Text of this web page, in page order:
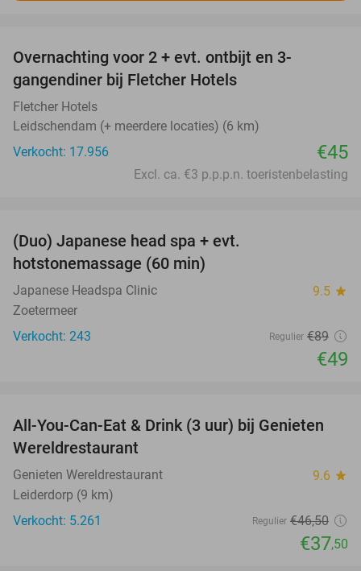
Overnachting voor 2 + evt. ontbijt en 3-
gangendiner bij Fletcher Hotels
Fletcher Hotels
Leidschendam (+ meerdere locaties) (6 km)
Verkocht: 17.956
€45
Excl. ca. €3 p.p.p.n. toeristenbelasting
(Duo) Japanese head spa + evt.
hotstonemassage (60 min)
Japanese Headspa Clinic 9.5 star
Zoetermeer
Verkocht: 243
Regulier €89
€49
19%
All-You-Can-Eat & Drink (3 uur) bij Genieten
Wereldrestaurant
Genieten Wereldrestaurant 9.6 star
Leiderdorp (9 km)
Verkocht: 5.261
Regulier €46,50
€37,50